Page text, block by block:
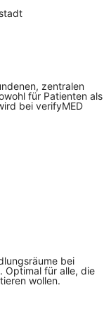
zentralen
für Patienten als
bei verifyMED
bei
Optimal für alle, die
wollen.